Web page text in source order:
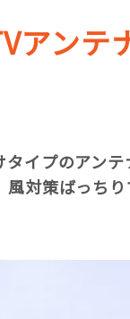
ンテ
イプのアンテ
対策ばっちり